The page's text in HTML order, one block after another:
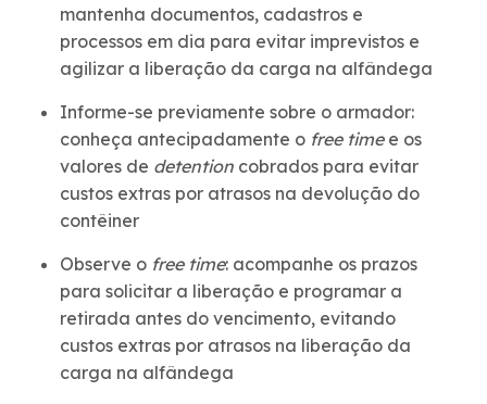
mantenha documentos, cadastros e
processos em dia para evitar imprevistos e
agilizar a liberação da carga na alfândega
Informe-se previamente sobre o armador:
conheça antecipadamente o free timee os
valores de detention cobrados para evitar
custos extras por atrasos na devolução do
contêiner
Observe o free time: acompanhe os prazos
para solicitar a liberação e programar a
retirada antes do vencimento, evitando
custos extras por atrasos na liberação da
carga na alfândega